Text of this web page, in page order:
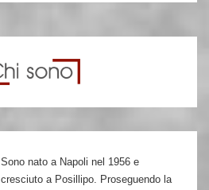
Sono nato a Napoli nel 1956 e
cresciuto a Posillipo. Proseguendo la